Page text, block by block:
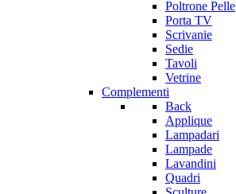
Poltrone Pelle
Porta TV
Scrivanie
Sedie
Tavoli
Vetrine
Complementi
Back
Applique
Lampadari
Lampade
Lavandini
Quadri